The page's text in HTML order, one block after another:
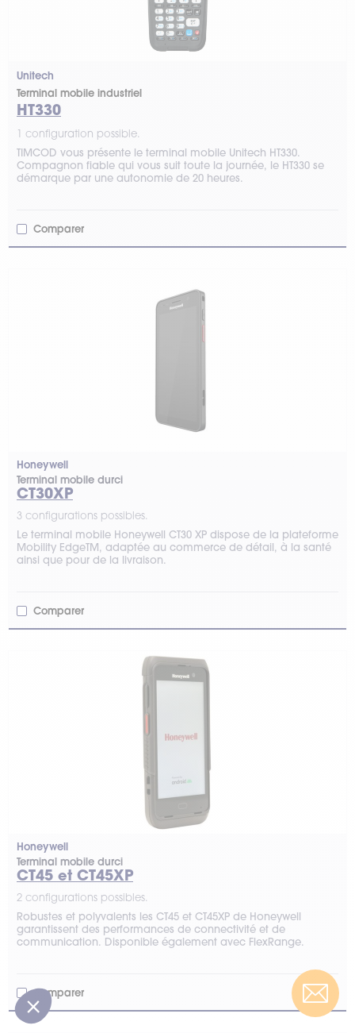
Unitech
Terminal mobile industriel
HT330
1 configuration possible.
TIMCOD vous présente le terminal mobile Unitech HT330.
Compagnon fiable qui vous suit toute la journée, le HT330 se
démarque par une autonomie de 20 heures.
Comparer
Honeywell
Terminal mobile durci
CT30XP
3 configurations possibles.
Le terminal mobile Honeywell CT30 XP dispose de la plateforme
Mobility EdgeTM, adaptée au commerce de détail, à la santé
ainsi que pour de la livraison.
Comparer
Honeywell
Terminal mobile durci
CT45 et CT45XP
2 configurations possibles.
Robustes et polyvalents les CT45 et CT45XP de Honeywell
garantissent des performances de connectivité et de
communication. Disponible également avec FlexRange.
Comparer